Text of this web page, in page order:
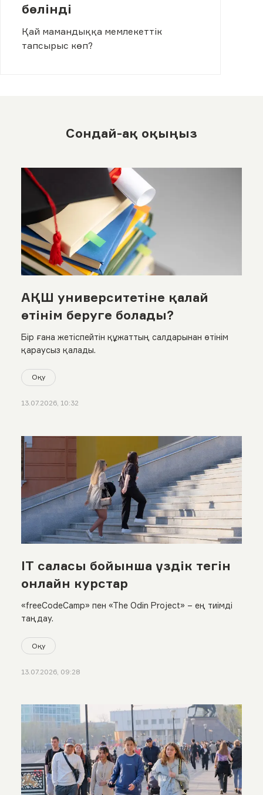
бөлінді
Қай мамандыққа мемлекеттік
тапсырыс көп?
Сондай-ақ оқыңыз
АҚШ университетіне қалай
өтінім беруге болады?
Бір ғана жетіспейтін құжаттың салдарынан өтінім
қараусыз қалады.
Оқу
13.07.2026, 10:32
IT саласы бойынша үздік тегін
онлайн курстар
«freeCodeCamp» пен «The Odin Project» – ең тиімді
таңдау.
Оқу
13.07.2026, 09:28